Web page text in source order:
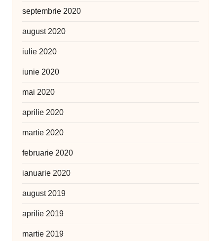
septembrie 2020
august 2020
iulie 2020
iunie 2020
mai 2020
aprilie 2020
martie 2020
februarie 2020
ianuarie 2020
august 2019
aprilie 2019
martie 2019